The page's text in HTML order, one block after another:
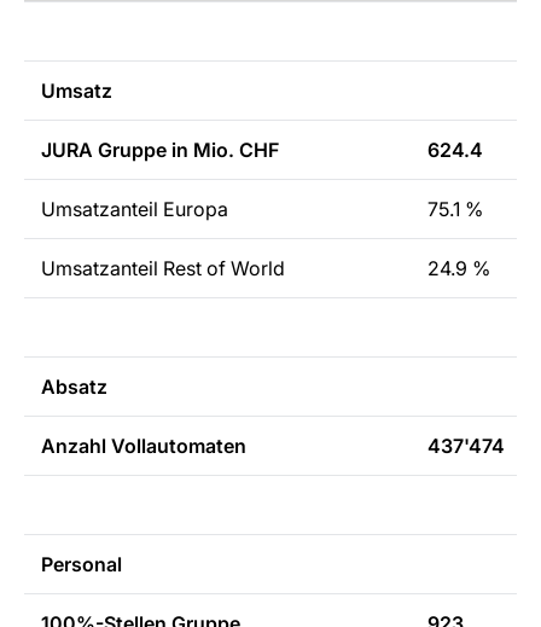
Umsatz
JURA Gruppe in Mio. CHF 624.4
Umsatzanteil Europa 75.1 %
Umsatzanteil Rest of World 24.9 %
Absatz
Anzahl Vollautomaten 437'474
Personal